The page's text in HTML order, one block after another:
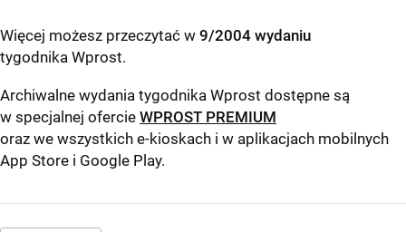
Więcej możesz przeczytać w 9/2004 wydaniu
tygodnika Wprost.
Archiwalne wydania tygodnika Wprost dostępne są
w specjalnej ofercie WPROST PREMIUM
oraz we wszystkich e-kioskach i w aplikacjach mobilnych
App Store i Google Play.